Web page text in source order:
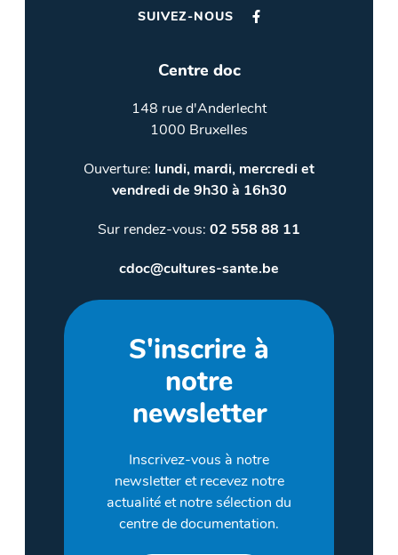
SUIVEZ-NOUS
Centre doc
148 rue d'Anderlecht
1000 Bruxelles
Ouverture: lundi, mardi, mercredi et
vendredi de 9h30 à 16h30
Sur rendez-vous: 02 558 88 11
cdoc@cultures-sante.be
S'inscrire à
notre
newsletter
Inscrivez-vous à notre
newsletter et recevez notre
actualité et notre sélection du
centre de documentation.